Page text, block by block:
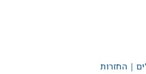
| החזרות